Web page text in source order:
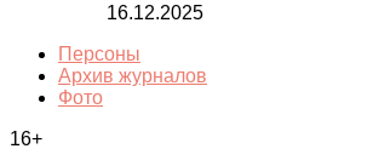
16.12.2025
Персоны
Архив журналов
Фото
16+